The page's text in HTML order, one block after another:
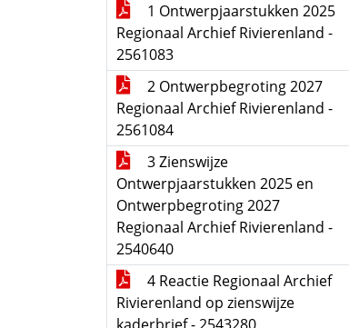
1 Ontwerpjaarstukken 2025
Regionaal Archief Rivierenland -
2561083
2 Ontwerpbegroting 2027
Regionaal Archief Rivierenland -
2561084
3 Zienswijze
Ontwerpjaarstukken 2025 en
Ontwerpbegroting 2027
Regionaal Archief Rivierenland -
2540640
4 Reactie Regionaal Archief
Rivierenland op zienswijze